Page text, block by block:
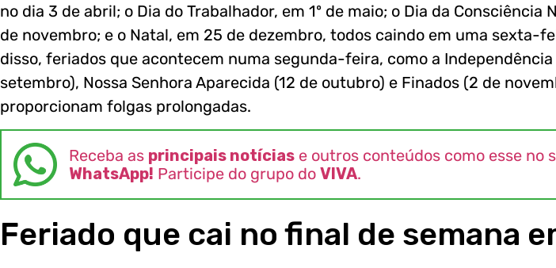
no dia 3 de abril; o Dia do Trabalhador, em 1º de maio; o Dia da Consciência
de novembro; e o Natal, em 25 de dezembro, todos caindo em uma sexta-
disso, feriados que acontecem numa segunda-feira, como a Independência
setembro), Nossa Senhora Aparecida (12 de outubro) e Finados (2 de
proporcionam folgas prolongadas.
Receba as principais notícias e outros conteúdos como esse no
WhatsApp! Participe do grupo do VIVA.
Feriado que cai no final de semana